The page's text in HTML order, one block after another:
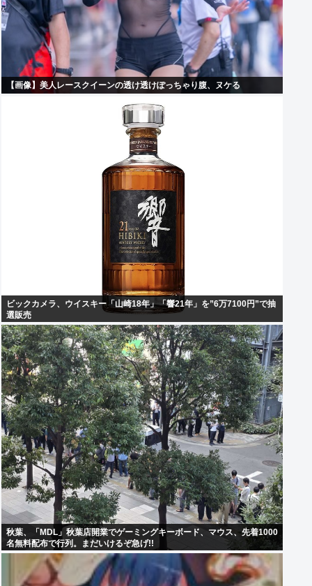
【画像】美人レースクイーンの透け透けぽっちゃり腹、ヌケる
ビックカメラ、ウイスキー「山崎18年」「響21年」を”6万7100円”で抽
選販売
秋葉、「MDL」秋葉店開業でゲーミングキーボード、マウス、先着1000
名無料配布で行列。まだいけるぞ急げ!!